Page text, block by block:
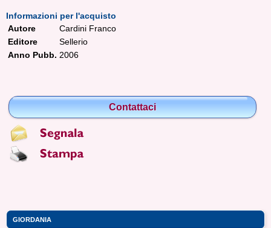
GIORDANIA
Informazioni per l'acquisto
Autore
Cardini Franco
Editore
Sellerio
Anno Pubb. 2006
Contattaci